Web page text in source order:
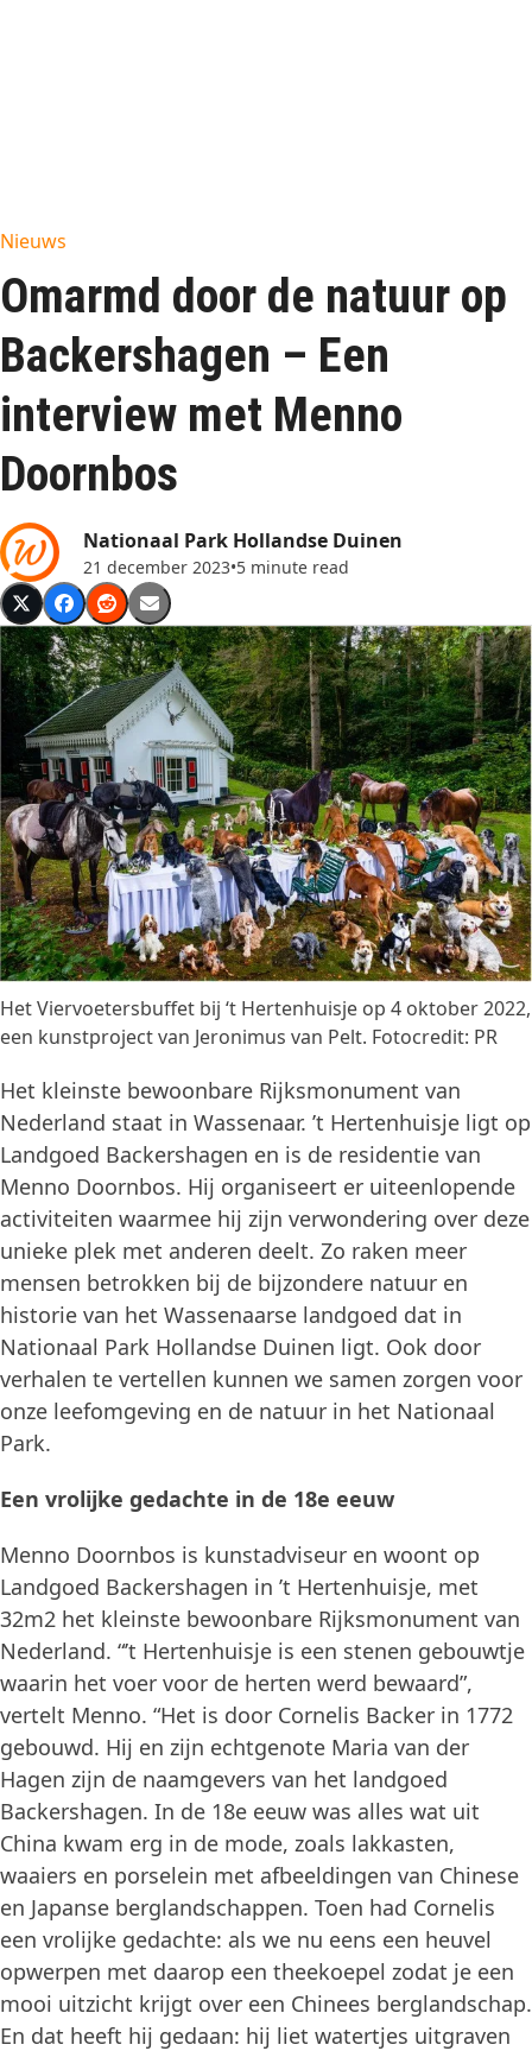
Nieuws
Omarmd door de natuur op
Backershagen – Een
interview met Menno
Doornbos
Nationaal Park Hollandse Duinen
21 december 2023•5 minute read
Het Viervoetersbuffet bij ‘t Hertenhuisje op 4 oktober 2022,
een kunstproject van Jeronimus van Pelt. Fotocredit: PR
Het kleinste bewoonbare Rijksmonument van
Nederland staat in Wassenaar. ’t Hertenhuisje ligt op
Landgoed Backershagen en is de residentie van
Menno Doornbos. Hij organiseert er uiteenlopende
activiteiten waarmee hij zijn verwondering over deze
unieke plek met anderen deelt. Zo raken meer
mensen betrokken bij de bijzondere natuur en
historie van het Wassenaarse landgoed dat in
Nationaal Park Hollandse Duinen ligt. Ook door
verhalen te vertellen kunnen we samen zorgen voor
onze leefomgeving en de natuur in het Nationaal
Park.
Een vrolijke gedachte in de 18e eeuw
Menno Doornbos is kunstadviseur en woont op
Landgoed Backershagen in ’t Hertenhuisje, met
32m2 het kleinste bewoonbare Rijksmonument van
Nederland. “’t Hertenhuisje is een stenen gebouwtje
waarin het voer voor de herten werd bewaard”,
vertelt Menno. “Het is door Cornelis Backer in 1772
gebouwd. Hij en zijn echtgenote Maria van der
Hagen zijn de naamgevers van het landgoed
Backershagen. In de 18e eeuw was alles wat uit
China kwam erg in de mode, zoals lakkasten,
waaiers en porselein met afbeeldingen van Chinese
en Japanse berglandschappen. Toen had Cornelis
een vrolijke gedachte: als we nu eens een heuvel
opwerpen met daarop een theekoepel zodat je een
mooi uitzicht krijgt over een Chinees berglandschap.
En dat heeft hij gedaan: hij liet watertjes uitgraven